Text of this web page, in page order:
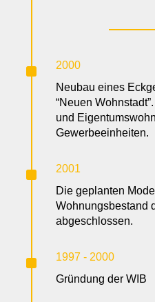
^
2000
Neubau eines
“Neuen
und
Gewerbeeinheiten.
^
2001
Die geplanten
Wohnungsbestand
abgeschlossen.
^
1997 - 2000
Gründung der WIB